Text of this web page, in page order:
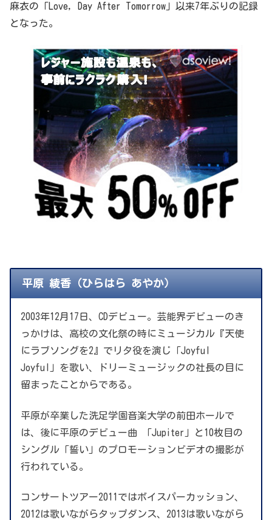
麻衣の「Love, Day After Tomorrow」以来7年ぶりの記録
となった。
平原 綾香（ひらはら あやか）
2003年12月17日、CDデビュー。芸能界デビューのき
っかけは、高校の文化祭の時にミュージカル『天使
にラブソングを2』でリタ役を演じ「Joyful
Joyful」を歌い、ドリーミュージックの社長の目に
留まったことからである。
平原が卒業した洗足学園音楽大学の前田ホールで
は、後に平原のデビュー曲 「Jupiter」と10枚目の
シングル「誓い」のプロモーションビデオの撮影が
行われている。
コンサートツアー2011ではボイスパーカッション、
2012は歌いながらタップダンス、2013は歌いながら